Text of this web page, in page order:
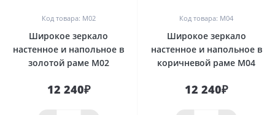
Код товара: М02
Широкое зеркало
настенное и напольное в
золотой раме М02
12 240₽
Код товара: М04
Широкое зеркало
настенное и напольное в
коричневой раме М04
12 240₽